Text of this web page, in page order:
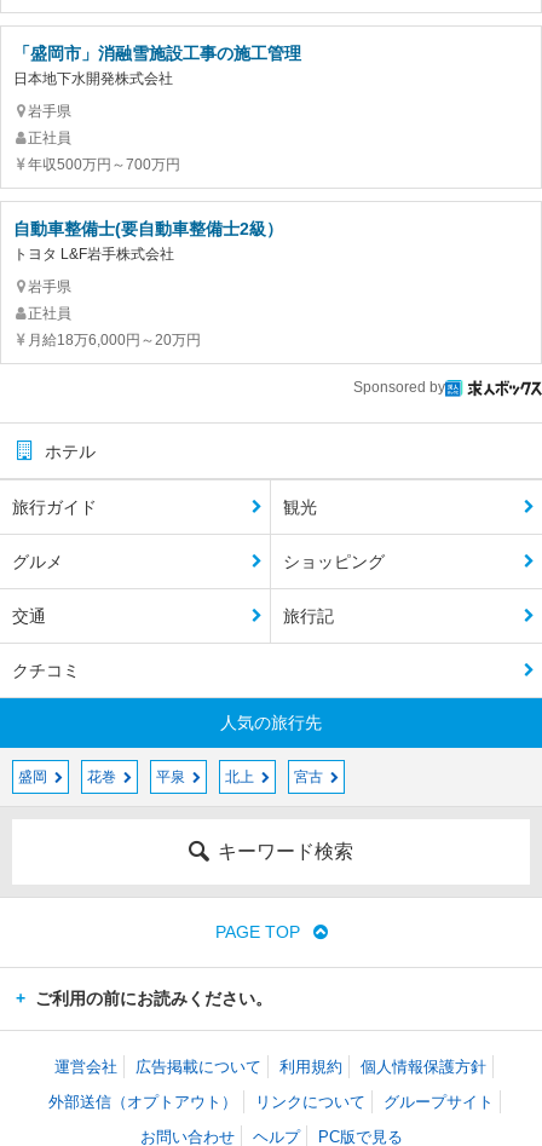
「盛岡市」消融雪施設工事の施工管理
日本地下水開発株式会社
岩手県
正社員
年収500万円～700万円
自動車整備士(要自動車整備士2級）
トヨタ L&F岩手株式会社
岩手県
正社員
月給18万6,000円～20万円
Sponsored by
ホテル
旅行ガイド 観光
グルメ ショッピング
交通 旅行記
クチコミ
人気の旅行先
盛岡 花巻 平泉 北上 宮古
キーワード検索
PAGE TOP
ご利用の前にお読みください。
運営会社 広告掲載について 利用規約
個人情報保護方針
外部送信（オプトアウト）
リンクについて
グループサイト
お問い合わせ
ヘルプ PC版で見る